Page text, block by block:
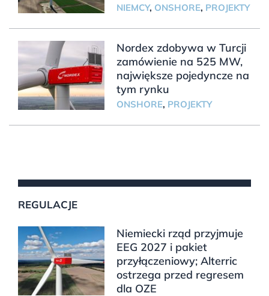
NIEMCY, ONSHORE, PROJEKTY
Nordex zdobywa w Turcji
zamówienie na 525 MW,
największe pojedyncze na
tym rynku
ONSHORE, PROJEKTY
REGULACJE
Niemiecki rząd przyjmuje
EEG 2027 i pakiet
przyłączeniowy; Alterric
ostrzega przed regresem
dla OZE